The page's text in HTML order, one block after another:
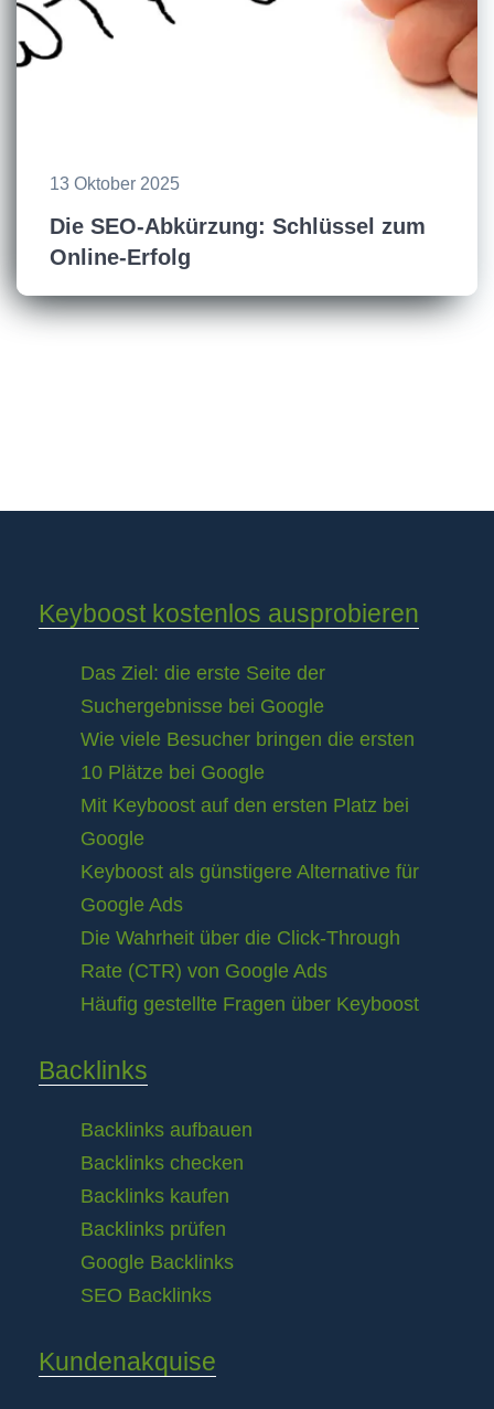
13 Oktober 2025
Die SEO-Abkürzung: Schlüssel zum
Online-Erfolg
Keyboost kostenlos ausprobieren
Das Ziel: die erste Seite der
Suchergebnisse bei Google
Wie viele Besucher bringen die ersten
10 Plätze bei Google
Mit Keyboost auf den ersten Platz bei
Google
Keyboost als günstigere Alternative für
Google Ads
Die Wahrheit über die Click-Through
Rate (CTR) von Google Ads
Häufig gestellte Fragen über Keyboost
Backlinks
Backlinks aufbauen
Backlinks checken
Backlinks kaufen
Backlinks prüfen
Google Backlinks
SEO Backlinks
Kundenakquise